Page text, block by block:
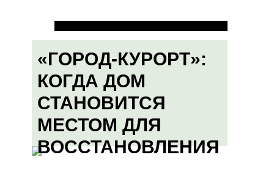
«ГОРОД-КУРОРТ»:
КОГДА ДОМ
СТАНОВИТСЯ
МЕСТОМ ДЛЯ
ВОССТАНОВЛЕНИЯ